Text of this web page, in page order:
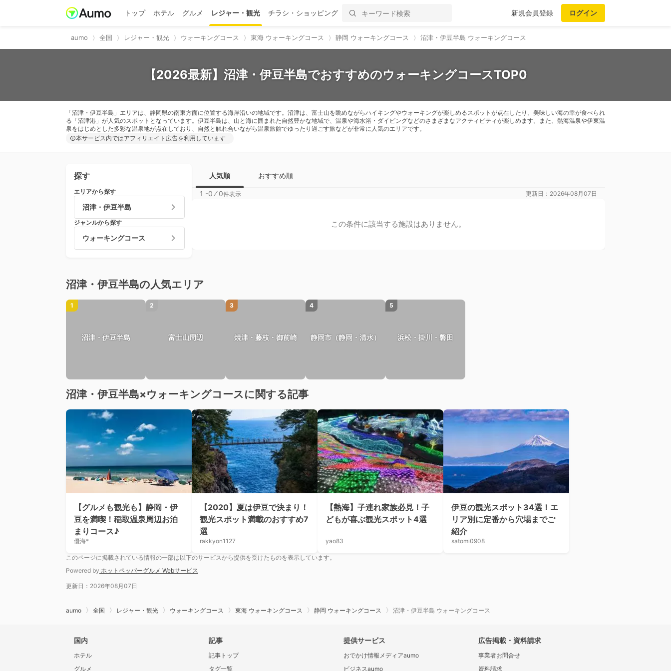
トップ ホテル グルメ レジャー・観光 チラシ・ショッピング 新規会員登録 ログイン
aumo 全国 レジャー・観光 ウォーキングコース 東海 ウォーキングコース 静岡 ウォーキングコース 沼津・伊豆半島 ウォーキングコース
【2026最新】沼津・伊豆半島でおすすめのウォーキングコースTOP0
「沼津・伊豆半島」エリアは、静岡県の南東方面に位置する海岸沿いの地域です。沼津は、富士山を眺めながらハイキングやウォーキングが楽しめるスポットが点在したり、美味しい海の幸が食べられ
る「沼津港」が人気のスポットとなっています。伊豆半島は、山と海に囲まれた自然豊かな地域で、温泉や海水浴・ダイビングなどのさまざまなアクティビティが楽しめます。また、熱海温泉や伊東温
泉をはじめとした多彩な温泉地が点在しており、自然と触れ合いながら温泉旅館でゆったり過ごす旅などが非常に人気のエリアです。
本サービス内ではアフィリエイト広告を利用しています
探す
エリアから探す
沼津・伊豆半島
ジャンルから探す
ウォーキングコース
人気順 おすすめ順
1 -0 ⁄0件表示 更新日：2026年08月07日
この条件に該当する施設はありません。
沼津・伊豆半島の人気エリア
1
沼津・伊豆半島
2
富士山周辺
3
焼津・藤枝・御前崎
4
静岡市（静岡・清水）
5
浜松・掛川・磐田
沼津・伊豆半島×ウォーキングコースに関する記事
【グルメも観光も】静岡・伊
豆を満喫！稲取温泉周辺お泊
まりコース♪
優海*
【2020】夏は伊豆で決まり！
観光スポット満載のおすすめ7
選
rakkyon1127
【熱海】子連れ家族必見！子
どもが喜ぶ観光スポット4選
yao83
伊豆の観光スポット34選！エ
リア別に定番から穴場までご
紹介
satomi0908
このページに掲載されている情報の一部は以下のサービスから提供を受けたものを表示しています。
Powered by ホットペッパーグルメ Webサービス
更新日：2026年08月07日
aumo 全国 レジャー・観光 ウォーキングコース 東海 ウォーキングコース 静岡 ウォーキングコース 沼津・伊豆半島 ウォーキングコース
国内
ホテル
グルメ
記事
記事トップ
タグ一覧
提供サービス
おでかけ情報メディアaumo
ビジネスaumo
広告掲載・資料請求
事業者お問合せ
資料請求